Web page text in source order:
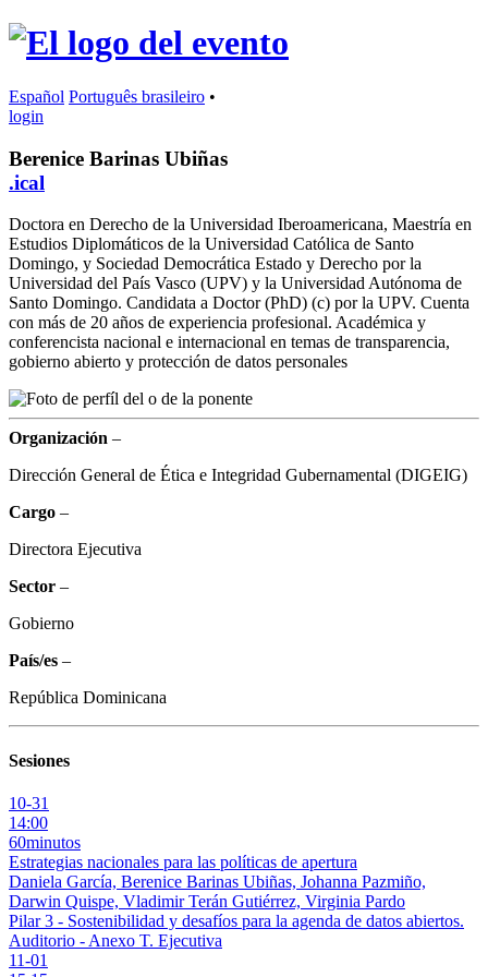
Español Português brasileiro •
login
Berenice Barinas Ubiñas
.ical
Doctora en Derecho de la Universidad Iberoamericana, Maestría en
Estudios Diplomáticos de la Universidad Católica de Santo
Domingo, y Sociedad Democrática Estado y Derecho por la
Universidad del País Vasco (UPV) y la Universidad Autónoma de
Santo Domingo. Candidata a Doctor (PhD) (c) por la UPV. Cuenta
con más de 20 años de experiencia profesional. Académica y
conferencista nacional e internacional en temas de transparencia,
gobierno abierto y protección de datos personales
Organización –
Dirección General de Ética e Integridad Gubernamental (DIGEIG)
Cargo –
Directora Ejecutiva
Sector –
Gobierno
País/es –
República Dominicana
Sesiones
10-31
14:00
60minutos
Estrategias nacionales para las políticas de apertura
Daniela García, Berenice Barinas Ubiñas, Johanna Pazmiño,
Darwin Quispe, Vladimir Terán Gutiérrez, Virginia Pardo
Pilar 3 - Sostenibilidad y desafíos para la agenda de datos abiertos.
Auditorio - Anexo T. Ejecutiva
11-01